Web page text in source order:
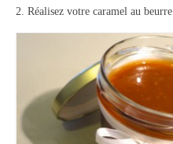
2. Réalisez votre caramel au